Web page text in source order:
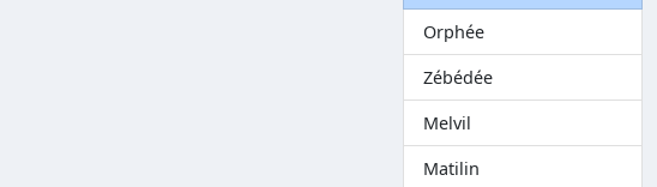
Orphée
Zébédée
Melvil
Matilin